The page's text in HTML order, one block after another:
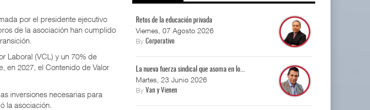
por el presidente ejecutivo
de la asociación han cumplido
Laboral (VCL) y un 70% de
en 2027, el Contenido de Valor
inversiones necesarias para
la asociación.
Retos de la educación privada
Viernes, 07 Agosto 2026
ByCorporativo
La nueva fuerza sindical que asoma en lo...
Martes, 23 Junio 2026
ByVan y Vienen